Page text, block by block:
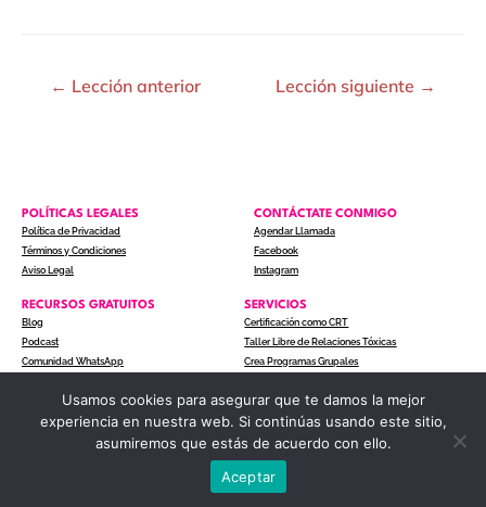
← Lección anterior Lección siguiente →
POLÍTICAS LEGALES
Política de Privacidad
Términos y Condiciones
Aviso Legal
CONTÁCTATE CONMIGO
Agendar Llamada
Facebook
Instagram
RECURSOS GRATUITOS
Blog
Podcast
Comunidad WhatsApp
SERVICIOS
Certificación como CRT
Taller Libre de Relaciones Tóxicas
Crea Programas Grupales
COPYRIGHT © 2024 ACTITUD A UN CLIC. TODOS LOS
DERECHOS RESERVADOS.
Usamos cookies para asegurar que te damos la mejor
experiencia en nuestra web. Si continúas usando este sitio,
asumiremos que estás de acuerdo con ello.
Aceptar